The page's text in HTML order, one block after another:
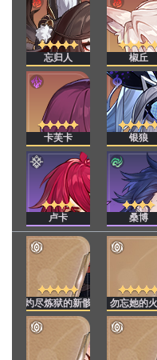
忘归人 椒丘
卡芙卡 银狼
卢卡 桑博
灼尽炼狱的新骸 勿忘她的